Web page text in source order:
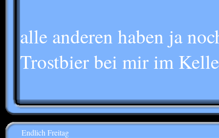
alle anderen haben ja
Trostbier bei mir im
Endlich Freitag